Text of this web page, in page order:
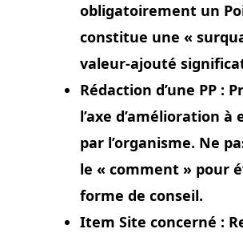
obligatoirement un
constitue une «
valeur-ajouté
Rédaction d’une PP :
l’axe d’amélioration à
par l’organisme. Ne
le « comment » pour
forme de conseil.
Item Site concerné :